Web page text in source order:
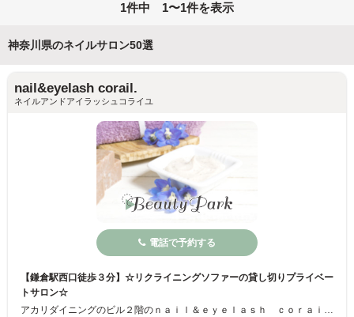
1件中 1〜1件を表示
神奈川県のネイルサロン50選
nail&eyelash corail.
ネイルアンドアイラッシュコライユ
電話で予約する
【鎌倉駅西口徒歩３分】☆リクライニングソファーの貸し切りプライベー
トサロン☆
アカリダイニングのビル２階のｎａｉｌ＆ｅｙｅｌａｓｈ ｃｏｒａｉｌ．（コライユ）です。 リクライニングソファーでゆったりお好みの映画やドラマなどをご覧いただきながら、お手入れさせていただきます。 ジェルネイル、フットケア、巻爪矯正にも力を入れており、まつ毛エクステメニューもございます。 ご予約にお伝えいただければ、小さなお子様やお友達とご一緒にご来店いただけますのでお気軽にお申し付けください。